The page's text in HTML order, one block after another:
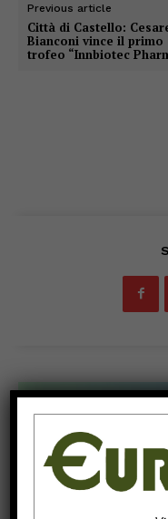
Previous article
Città di Castello:
Bianconi vince il primo
trofeo “Innbiotec